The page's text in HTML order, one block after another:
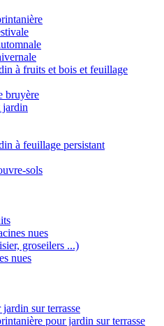
à fruits et bois et feuillage
bruyère
jardin
à feuillage persistant
sols
nues
groseilers ...)
nues
sur terrasse
pour jardin sur terrasse